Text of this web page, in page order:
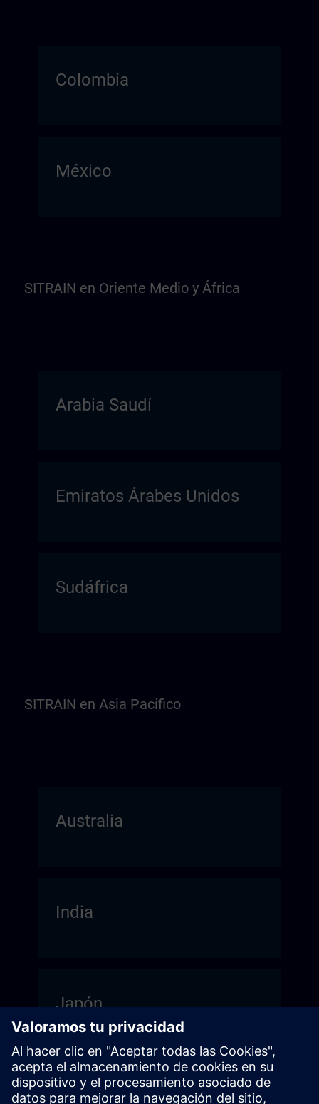
Colombia
México
SITRAIN en Oriente Medio y África
Arabia Saudí
Emiratos Árabes Unidos
Sudáfrica
SITRAIN en Asia Pacífico
Australia
India
Japón